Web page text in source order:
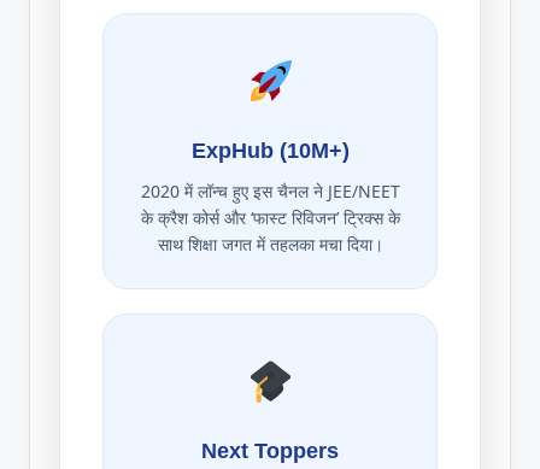
ExpHub (10M+)
2020 में लॉन्च हुए इस चैनल ने JEE/NEET
के क्रैश कोर्स और ‘फास्ट रिविजन’ ट्रिक्स के
साथ शिक्षा जगत में तहलका मचा दिया।
Next Toppers